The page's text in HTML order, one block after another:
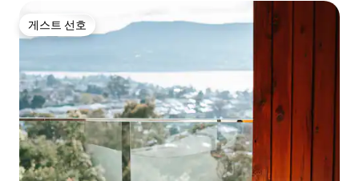
게스트 선호
게스트 선호